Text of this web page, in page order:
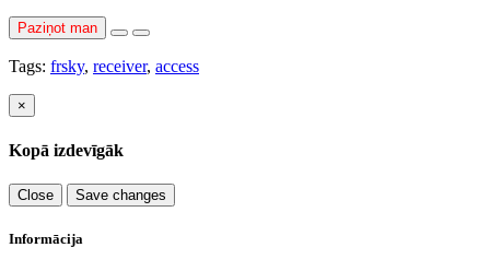
Paziņot man
Tags: frsky, receiver, access
×
Kopā izdevīgāk
Close Save changes
Informācija